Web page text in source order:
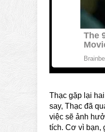
Thạc gặp lại
say, Thạc đã
việc sẽ ảnh
tích. Cơ vì bạn,